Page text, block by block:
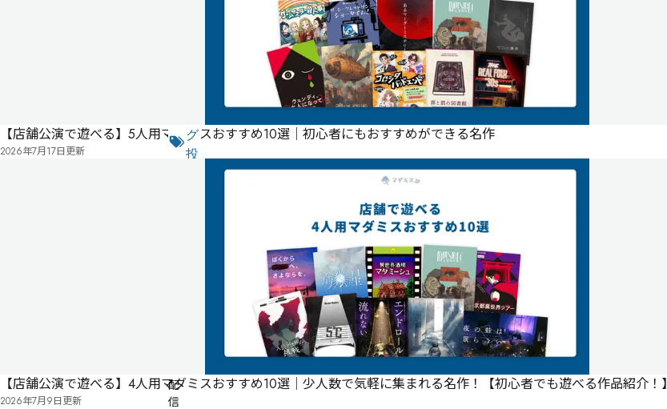
ー
ジ
な
る
グ
投
配
信
【店舗公演で遊べる】5人用マダミスおすすめ10選｜初心者にもおすすめができる名作
2026年7月17日更新
【店舗公演で遊べる】4人用マダミスおすすめ10選｜少人数で気軽に集まれる名作！【初心者でも遊べる作品紹介！】
2026年7月9日更新